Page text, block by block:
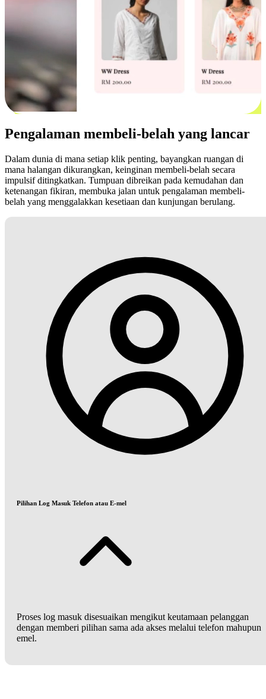
Pengalaman membeli-belah yang lancar
Dalam dunia di mana setiap klik penting, bayangkan ruangan di
mana halangan dikurangkan, keinginan membeli-belah secara
impulsif ditingkatkan. Tumpuan dibreikan pada kemudahan dan
ketenangan fikiran, membuka jalan untuk pengalaman membeli-
belah yang menggalakkan kesetiaan dan kunjungan berulang.
Pilihan Log Masuk Telefon atau E-mel
Proses log masuk disesuaikan mengikut keutamaan pelanggan
dengan memberi pilihan sama ada akses melalui telefon mahupun
emel.